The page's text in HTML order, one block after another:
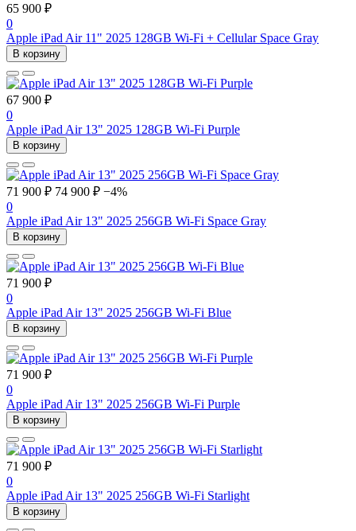
65 900 ₽
0
Apple iPad Air 11" 2025 128GB Wi-Fi + Cellular Space Gray
В корзину
67 900 ₽
0
Apple iPad Air 13" 2025 128GB Wi-Fi Purple
В корзину
71 900 ₽ 74 900 ₽ −4%
0
Apple iPad Air 13" 2025 256GB Wi-Fi Space Gray
В корзину
71 900 ₽
0
Apple iPad Air 13" 2025 256GB Wi-Fi Blue
В корзину
71 900 ₽
0
Apple iPad Air 13" 2025 256GB Wi-Fi Purple
В корзину
71 900 ₽
0
Apple iPad Air 13" 2025 256GB Wi-Fi Starlight
В корзину